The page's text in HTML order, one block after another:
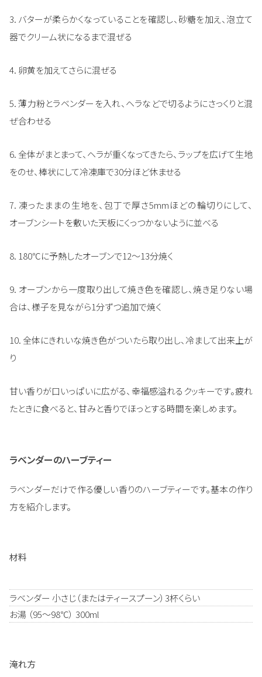
3. バターが柔らかくなっていることを確認し、砂糖を加え、泡立て
器でクリーム状になるまで混ぜる
4. 卵黄を加えてさらに混ぜる
5. 薄力粉とラベンダーを入れ、ヘラなどで切るようにさっくりと混
ぜ合わせる
6. 全体がまとまって、ヘラが重くなってきたら、ラップを広げて生地
をのせ、棒状にして冷凍庫で30分ほど休ませる
7. 凍ったままの生地を、包丁で厚さ5mmほどの輪切りにして、
オーブンシートを敷いた天板にくっつかないように並べる
8. 180℃に予熱したオーブンで12～13分焼く
9. オーブンから一度取り出して焼き色を確認し、焼き足りない場
合は、様子を見ながら1分ずつ追加で焼く
10. 全体にきれいな焼き色がついたら取り出し、冷まして出来上が
り
甘い香りが口いっぱいに広がる、幸福感溢れるクッキーです。疲れ
たときに食べると、甘みと香りでほっとする時間を楽しめます。
ラベンダーのハーブティー
ラベンダーだけで作る優しい香りのハーブティーです。基本の作り
方を紹介します。
材料
ラベンダー 小さじ（またはティースプーン）3杯くらい
お湯 （95～98℃） 300ml
淹れ方